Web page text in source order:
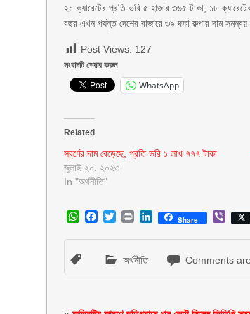
২১ ক্যারেটের প্রতি ভরি ৫ হাজার ৩৬৫ টাকা, ১৮
বছর এখন পর্যন্ত দেশের বাজারে ৩৯ দফা রুপার দাম
Post Views: 127
সংবাদটি শেয়ার করুন
WhatsApp
Related
স্বর্ণের দাম বেড়েছে, প্রতি ভরি ১ লাখ ৭৭৭ টাকা
জুলাই ২০, ২০২৩
In "অর্থনীতি"
WhatsApp
Facebook
Twitter
Print LinkedIn
Share
অর্থনীতি Comments